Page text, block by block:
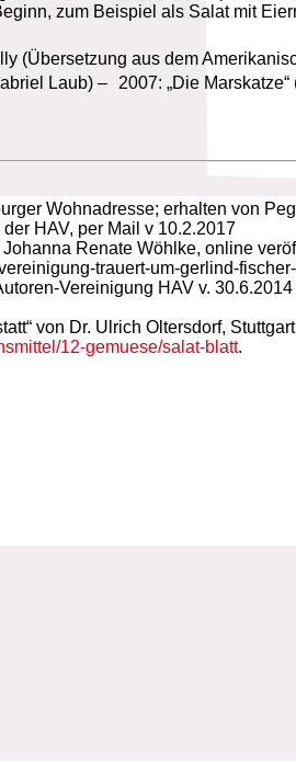
zum Beispiel als Salat mit
(Übersetzung aus dem
Laub) – 2007: „Die
Wohnadresse; erhalten von
HAV, per Mail v 10.2.2017
Renate Wöhlke, online
trauert-um-gerlind-
Vereinigung HAV v.
von Dr. Ulrich Oltersdorf,
12-gemuese/salat-blatt.